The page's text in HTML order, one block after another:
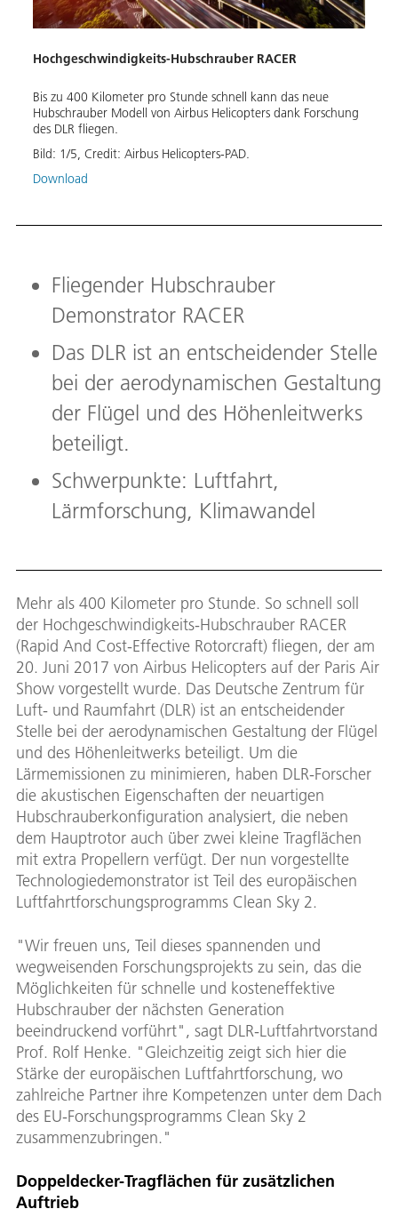
Hochgeschwindigkeits-Hubschrauber RACER
Bis zu 400 Kilometer pro Stunde schnell kann das neue
Hubschrauber Modell von Airbus Helicopters dank Forschung
des DLR fliegen.
Bild: 1/5, Credit: Airbus Helicopters-PAD.
Download
Fliegender Hubschrauber
Demonstrator RACER
Das DLR ist an entscheidender Stelle
bei der aerodynamischen Gestaltung
der Flügel und des Höhenleitwerks
beteiligt.
Schwerpunkte: Luftfahrt,
Lärmforschung, Klimawandel
Mehr als 400 Kilometer pro Stunde. So schnell soll
der Hochgeschwindigkeits-Hubschrauber RACER
(Rapid And Cost-Effective Rotorcraft) fliegen, der am
20. Juni 2017 von Airbus Helicopters auf der Paris Air
Show vorgestellt wurde. Das Deutsche Zentrum für
Luft- und Raumfahrt (DLR) ist an entscheidender
Stelle bei der aerodynamischen Gestaltung der Flügel
und des Höhenleitwerks beteiligt. Um die
Lärmemissionen zu minimieren, haben DLR-Forscher
die akustischen Eigenschaften der neuartigen
Hubschrauberkonfiguration analysiert, die neben
dem Hauptrotor auch über zwei kleine Tragflächen
mit extra Propellern verfügt. Der nun vorgestellte
Technologiedemonstrator ist Teil des europäischen
Luftfahrtforschungsprogramms Clean Sky 2.
"Wir freuen uns, Teil dieses spannenden und
wegweisenden Forschungsprojekts zu sein, das die
Möglichkeiten für schnelle und kosteneffektive
Hubschrauber der nächsten Generation
beeindruckend vorführt", sagt DLR-Luftfahrtvorstand
Prof. Rolf Henke. "Gleichzeitig zeigt sich hier die
Stärke der europäischen Luftfahrtforschung, wo
zahlreiche Partner ihre Kompetenzen unter dem Dach
des EU-Forschungsprogramms Clean Sky 2
zusammenzubringen."
Doppeldecker-Tragflächen für zusätzlichen
Auftrieb